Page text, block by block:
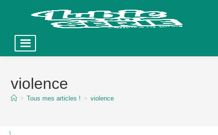
contentviolence
> Tous mes articles ! > violence